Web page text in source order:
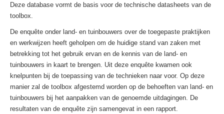
Deze database vormt de basis voor de technische datasheets van de
toolbox.
De enquête onder land- en tuinbouwers over de toegepaste praktijken
en werkwijzen heeft geholpen om de huidige stand van zaken met
betrekking tot het gebruik ervan en de kennis van de land- en
tuinbouwers in kaart te brengen. Uit deze enquête kwamen ook
knelpunten bij de toepassing van de technieken naar voor. Op deze
manier zal de toolbox afgestemd worden op de behoeften van land- en
tuinbouwers bij het aanpakken van de genoemde uitdagingen. De
resultaten van de enquête zijn samengevat in een rapport.